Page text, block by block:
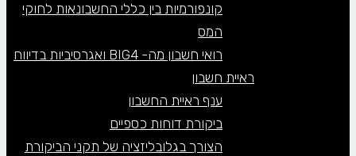
קונפורמיות בין כללי החשבונאות לחוקי
המס
רואי חשבון מה- BIG4 ואגרסיביות בדיווח
ראיית חשבון
ענף ראיית החשבון
ביקורת דוחות כספיים
הצורך בגלובליזציה של תקני הביקורת